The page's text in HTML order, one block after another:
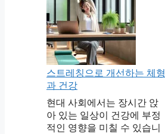
스트레칭으로 개선하는 체형
과 건강
현대 사회에서는 장시간 앉
아 있는 일상이 건강에 부정
적인 영향을 미칠 수 있습니